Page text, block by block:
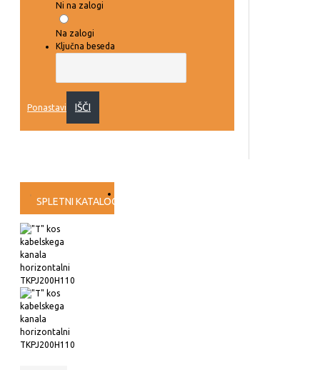
Ni na zalogi
Na zalogi
Ključna beseda
Ponastavi IŠČI
SPLETNI KATALOG